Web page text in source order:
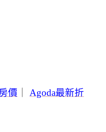
價
Agoda最新折